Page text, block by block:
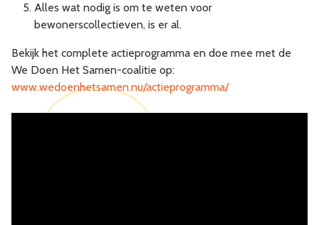
Alles wat nodig is om te weten voor
bewonerscollectieven, is er al.
Bekijk het complete actieprogramma en doe mee met de
We Doen Het Samen-coalitie op:
www.wedoenhetsamen.nu/actieprogramma/